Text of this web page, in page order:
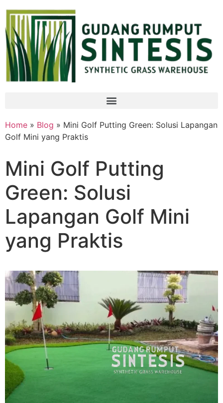
Home » Blog » Mini Golf Putting Green: Solusi Lapangan
Golf Mini yang Praktis
Mini Golf Putting
Green: Solusi
Lapangan Golf Mini
yang Praktis